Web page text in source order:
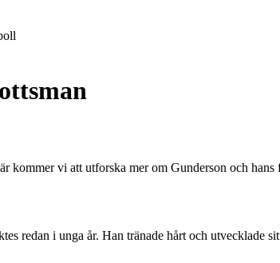
kommer vi att utforska mer om Gunderson och hans
redan i unga år. Han tränade hårt och utvecklade